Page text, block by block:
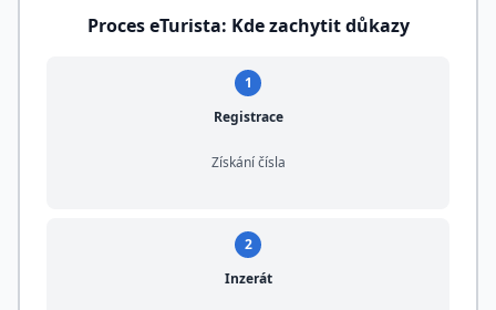
Proces eTurista: Kde zachytit důkazy
1
Registrace
Získání čísla
2
Inzerát